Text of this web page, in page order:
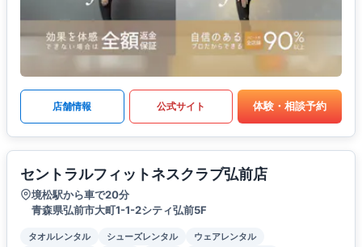
店舗情報 公式サイト 体験・相談予約
セントラルフィットネスクラブ弘前店
境松駅から車で20分
青森県弘前市大町1-1-2シティ弘前5F
タオルレンタル シューズレンタル
ウェアレンタル